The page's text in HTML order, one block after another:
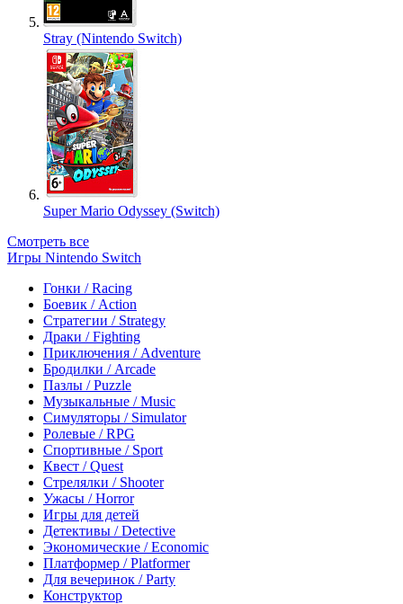
Stray (Nintendo Switch)
Super Mario Odyssey (Switch)
Смотреть все
Игры Nintendo Switch
Гонки / Racing
Боевик / Action
Стратегии / Strategy
Драки / Fighting
Приключения / Adventure
Бродилки / Arcade
Пазлы / Puzzle
Музыкальные / Music
Симуляторы / Simulator
Ролевые / RPG
Спортивные / Sport
Квест / Quest
Стрелялки / Shooter
Ужасы / Horror
Игры для детей
Детективы / Detective
Экономические / Economic
Платформер / Platformer
Для вечеринок / Party
Конструктор